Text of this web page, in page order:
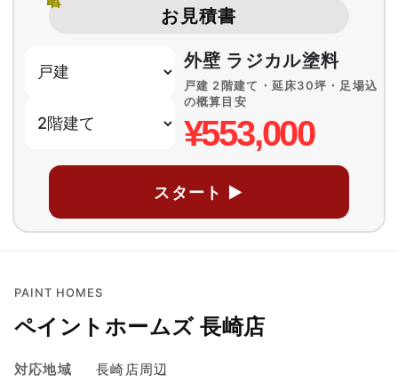
お見積書
外壁 ラジカル塗料
戸建 2階建て・延床30坪・足場込
の概算目安
¥553,000
スタート ▶
PAINT HOMES
ペイントホームズ 長崎店
対応地域
長崎店周辺